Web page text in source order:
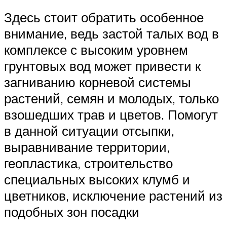
Здесь стоит обратить особенное
внимание, ведь застой талых вод в
комплексе с высоким уровнем
грунтовых вод может привести к
загниванию корневой системы
растений, семян и молодых, только
взошедших трав и цветов. Помогут
в данной ситуации отсыпки,
выравнивание территории,
геопластика, строительство
специальных высоких клумб и
цветников, исключение растений из
подобных зон посадки